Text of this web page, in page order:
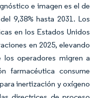
e imagen es el de
9,38% hasta 2031. Los
en los Estados Unidos
en 2025, elevando
operadores migren a
farmacéutica consume
inertización y oxígeno